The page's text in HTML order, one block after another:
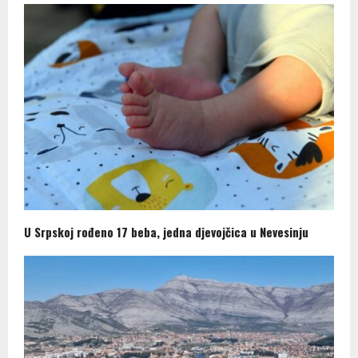
U Srpskoj rođeno 17 beba, jedna djevojčica u Nevesinju